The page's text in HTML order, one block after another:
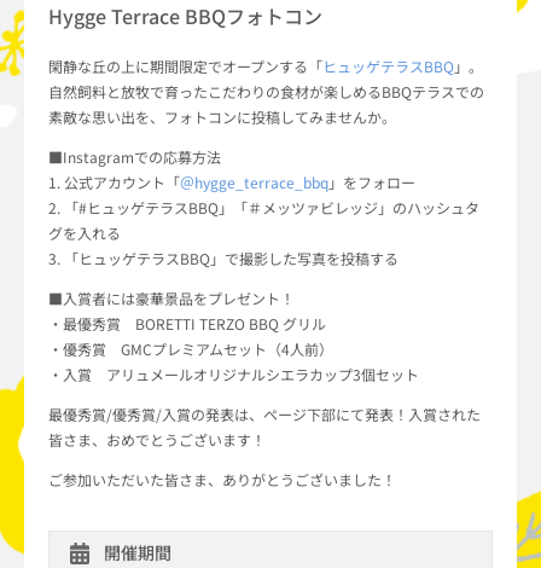
Hygge Terrace BBQフォトコン
閑静な丘の上に期間限定でオープンする「ヒュッゲテラスBBQ」。
自然飼料と放牧で育ったこだわりの食材が楽しめるBBQテラスでの
素敵な思い出を、フォトコンに投稿してみませんか。
■Instagramでの応募方法
1. 公式アカウント「＠hygge_terrace_bbq」をフォロー
2. 「#ヒュッゲテラスBBQ」「＃メッツァビレッジ」のハッシュタ
グを入れる
3. 「ヒュッゲテラスBBQ」で撮影した写真を投稿する
■入賞者には豪華景品をプレゼント！
・最優秀賞 BORETTI TERZO BBQ グリル
・優秀賞 GMCプレミアムセット（4人前）
・入賞 アリュメールオリジナルシエラカップ3個セット
最優秀賞/優秀賞/入賞の発表は、ページ下部にて発表！入賞された
皆さま、おめでとうございます！
ご参加いただいた皆さま、ありがとうございました！
開催期間